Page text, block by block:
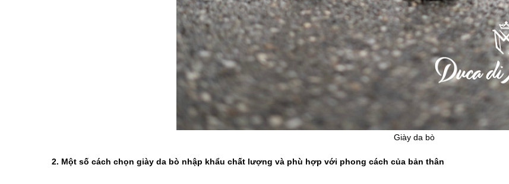
Giày da bò
2. Một số cách chọn giày da bò nhập khẩu chất lượng và phù hợp với phong cách của bản thân